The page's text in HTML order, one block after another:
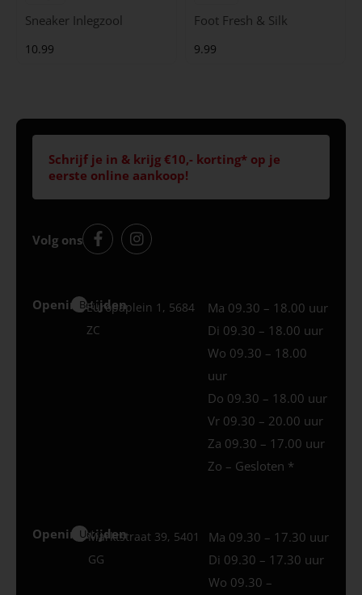
Sneaker Inlegzool
10.99
Foot Fresh & Silk
9.99
Schrijf je in & krijg €10,- korting* op je
eerste online aankoop!
Volg ons
Openingstijden
Best
Europaplein 1, 5684
ZC
Ma 09.30 – 18.00 uur
Di 09.30 – 18.00 uur
Wo 09.30 – 18.00
uur
Do 09.30 – 18.00 uur
Vr 09.30 – 20.00 uur
Za 09.30 – 17.00 uur
Zo – Gesloten *
Openingstijden
Uden
Marktstraat 39, 5401
GG
Ma 09.30 – 17.30 uur
Di 09.30 – 17.30 uur
Wo 09.30 –